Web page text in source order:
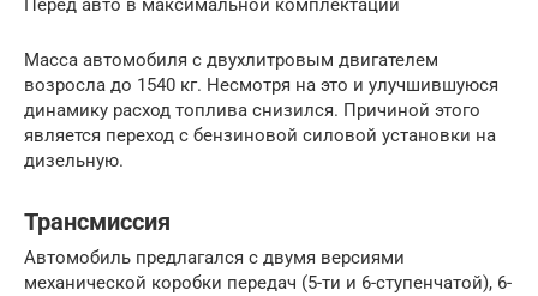
Перед авто в максимальной комплектации
Масса автомобиля с двухлитровым двигателем
возросла до 1540 кг. Несмотря на это и улучшившуюся
динамику расход топлива снизился. Причиной этого
является переход с бензиновой силовой установки на
дизельную.
Трансмиссия
Автомобиль предлагался с двумя версиями
механической коробки передач (5-ти и 6-ступенчатой), 6-